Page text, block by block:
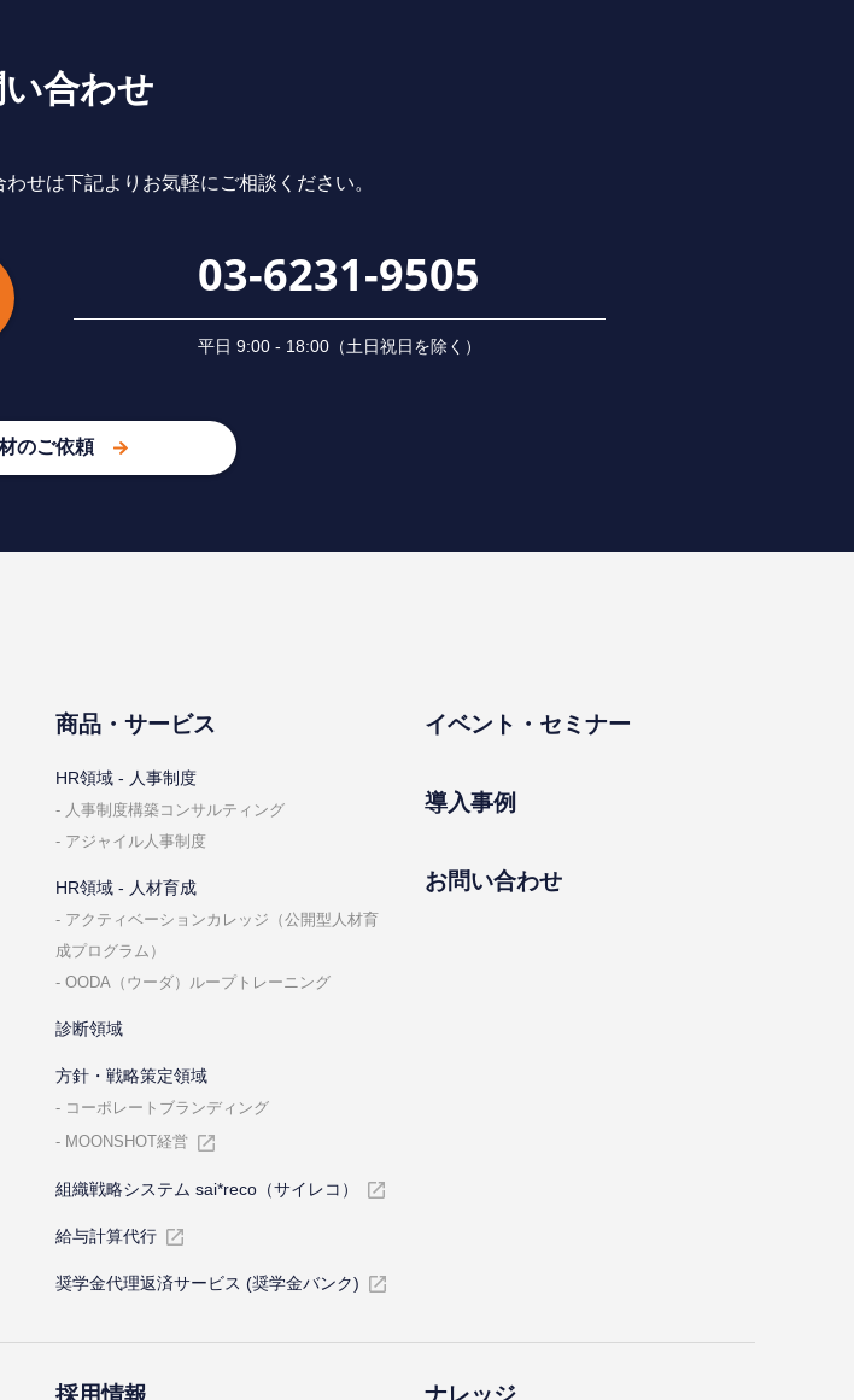
合わせ
せは下記よりお気軽にご相談ください。
03-6231-9505
平⽇ 9:00 - 18:00（⼟⽇祝⽇を除く）
のご依頼
商品・サービス
HR領域 - ⼈事制度
⼈事制度構築コンサルティング
アジャイル⼈事制度
HR領域 - ⼈材育成
アクティベーションカレッジ（公開型⼈材育
成プログラム）
OODA（ウーダ）ループトレーニング
診断領域
⽅針・戦略策定領域
コーポレートブランディング
MOONSHOT経営
組織戦略システム sai*reco（サイレコ）
給与計算代⾏
奨学金代理返済サービス (奨学金バンク)
イベント・セミナー
導⼊事例
お問い合わせ
採⽤情報 ナレッジ